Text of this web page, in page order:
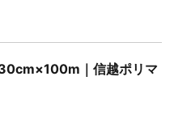
｜信越ポリマ